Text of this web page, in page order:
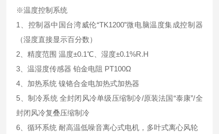
※温度控制系统
1、控制器中国台湾威伦“TK1200”微电脑温度集成控制器
（湿度直接显示百分数）
2、精度范围 温度±0.1℃、湿度±0.1%R.H
3、温湿度传感器 铂金电阻 PT100Ω
4、加热系统 镍铬合金电加热式加热器
5、制冷系统 全封闭风冷单级压缩制冷/原装法国“泰康”/全
封闭风冷复叠压缩制冷
6、循环系统 耐高温低噪音离心式电机，多叶式离心风轮